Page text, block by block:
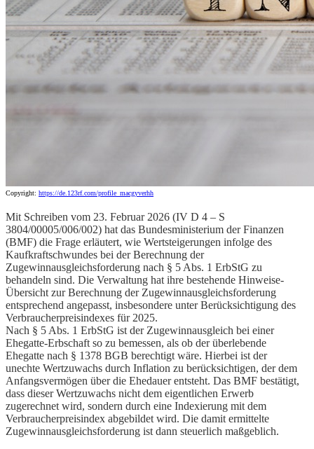
Copyright: https://de.123rf.com/profile_macgyverhh
Mit Schreiben vom 23. Februar 2026 (IV D 4 – S
3804/00005/006/002) hat das Bundesministerium der Finanzen
(BMF) die Frage erläutert, wie Wertsteigerungen infolge des
Kaufkraftschwundes bei der Berechnung der
Zugewinnausgleichsforderung nach § 5 Abs. 1 ErbStG zu
behandeln sind. Die Verwaltung hat ihre bestehende Hinweise-
Übersicht zur Berechnung der Zugewinnausgleichsforderung
entsprechend angepasst, insbesondere unter Berücksichtigung des
Verbraucherpreisindexes für 2025.
Nach § 5 Abs. 1 ErbStG ist der Zugewinnausgleich bei einer
Ehegatte-Erbschaft so zu bemessen, als ob der überlebende
Ehegatte nach § 1378 BGB berechtigt wäre. Hierbei ist der
unechte Wertzuwachs durch Inflation zu berücksichtigen, der dem
Anfangsvermögen über die Ehedauer entsteht. Das BMF bestätigt,
dass dieser Wertzuwachs nicht dem eigentlichen Erwerb
zugerechnet wird, sondern durch eine Indexierung mit dem
Verbraucherpreisindex abgebildet wird. Die damit ermittelte
Zugewinnausgleichsforderung ist dann steuerlich maßgeblich.